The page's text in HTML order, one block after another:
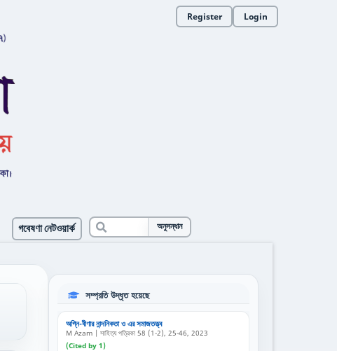
Register Login
গবেষণা নেটওয়ার্ক অনুসন্ধান
সম্প্রতি উদ্ধৃত হয়েছে
অগ্নি-বীণার নান্দনিকতা ও এর সমাজতত্ত্ব
M Azam | সাহিত্য পত্রিকা 58 (1-2), 25-46, 2023
(Cited by 1)